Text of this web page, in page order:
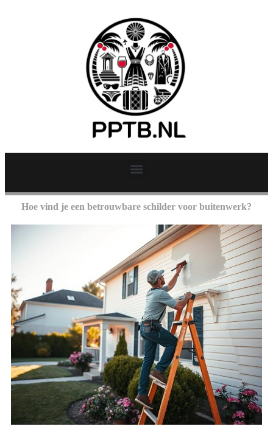
Hoe vind je een betrouwbare schilder voor buitenwerk?